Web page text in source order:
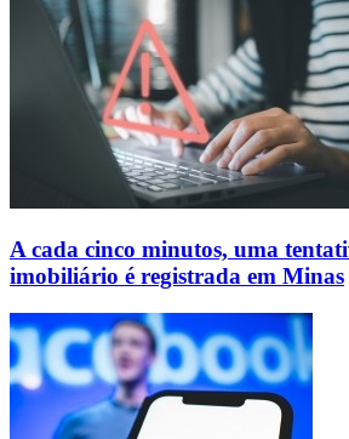
A cada cinco minutos, uma
imobiliário é registrada em Minas